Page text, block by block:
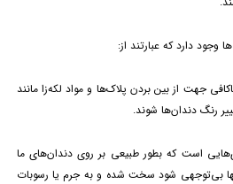
دارد که عبارتند از:
جهت از بین بردن پلاک‌ها و مواد لکه‌زا مانند
رنگ دندان‌ها شوند.
است که بطور طبیعی بر روی دندان‌های ما
بی‌توجهی شود سخت شده و به جرم یا رسوبات